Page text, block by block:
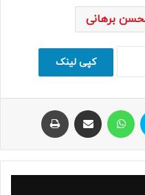
برهانی
کپی لینک
اسکایپ واتس آپ اشتراک با ایمیل